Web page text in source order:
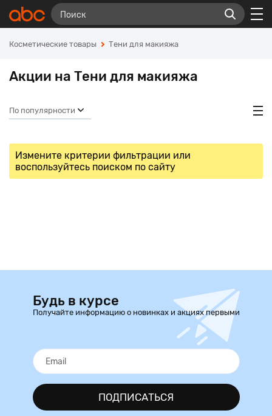
Косметические товары Тени для макияжа
Акции на Тени для макияжа
По популярности
Измените критерии фильтрации или
воспользуйтесь поиском по сайту
Будь в курсе
Получайте информацию о новинках и акциях первыми
ПОДПИСАТЬСЯ